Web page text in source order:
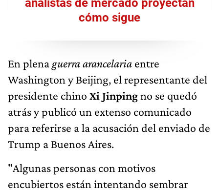
cómo sigue
En plenaguerra arancelaria entre
Washington y Beijing, el representante del
presidente chino Xi Jinpingno se quedó
atrás y publicó un extenso comunicado
para referirse a la acusación del enviado de
Trump a Buenos Aires.
"Algunas personas con motivos
encubiertos están intentando sembrar